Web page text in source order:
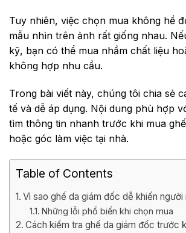
Tuy nhiên, việc chọn mua không hề
mẫu nhìn trên ảnh rất giống nhau.
kỹ, bạn có thể mua nhầm chất liệu
không hợp nhu cầu.
Trong bài viết này, chúng tôi chia sẻ
tế và dễ áp dụng. Nội dung phù hợp
tìm thông tin nhanh trước khi mua
hoặc góc làm việc tại nhà.
Table of Contents
Vì sao ghế da giám đốc dễ khiến người
Những lỗi phổ biến khi chọn mua
Cách kiểm tra ghế da giám đốc trước